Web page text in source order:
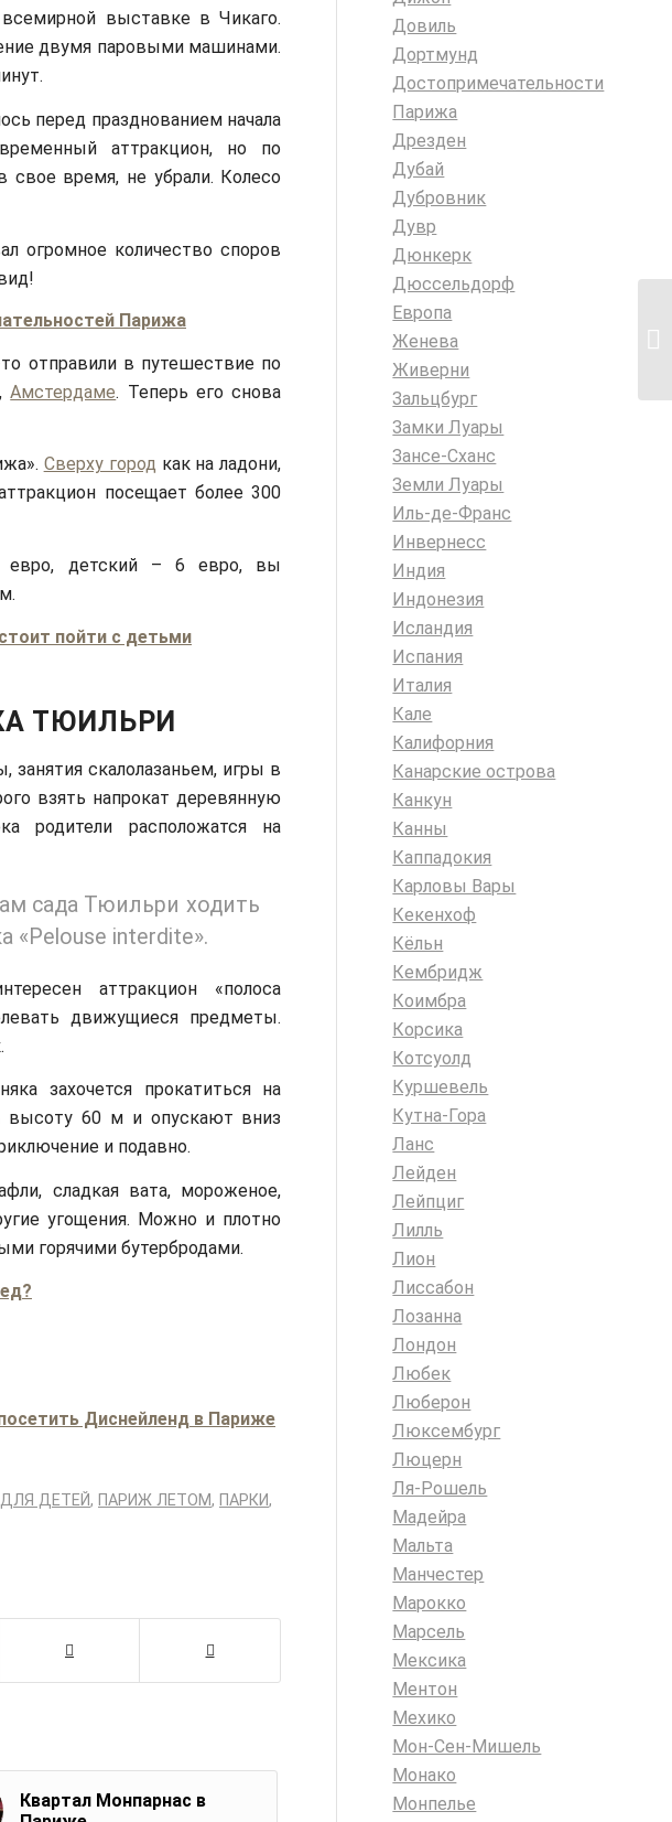
выставке в Чикаго.
двумя паровыми машинами.
перед празднованием начала
аттракцион, но по
время, не убрали. Колесо
огромное количество споров
Парижа
отправили в путешествие по
Амстердаме. Теперь его снова
Сверху город как на ладони,
посещает более 300
евро, детский – 6 евро, вы
пойти с детьми
ТЮИЛЬРИ
занятия скалолазаньем, игры в
взять напрокат деревянную
родители расположатся на
сада Тюильри ходить
«Pelouse interdite».
аттракцион «полоса
движущиеся предметы.
захочется прокатиться на
высоту 60 м и опускают вниз
и подавно.
сладкая вата, мороженое,
угощения. Можно и плотно
горячими бутербродами.
Диснейленд в Париже
ДЕТЕЙ, ПАРИЖ ЛЕТОМ, ПАРКИ,
Квартал Монпарнас в
Довиль
Дортмунд
Достопримечательности
Парижа
Дрезден
Дубай
Дубровник
Дувр
Дюнкерк
Дюссельдорф
Европа
Женева
Живерни
Зальцбург
Замки Луары
Зансе-Сханс
Земли Луары
Иль-де-Франс
Инвернесс
Индия
Индонезия
Исландия
Испания
Италия
Кале
Калифорния
Канарские острова
Канкун
Канны
Каппадокия
Карловы Вары
Кекенхоф
Кёльн
Кембридж
Коимбра
Корсика
Котсуолд
Куршевель
Кутна-Гора
Ланс
Лейден
Лейпциг
Лилль
Лион
Лиссабон
Лозанна
Лондон
Любек
Люберон
Люксембург
Люцерн
Ля-Рошель
Мадейра
Мальта
Манчестер
Марокко
Марсель
Мексика
Ментон
Мехико
Мон-Сен-Мишель
Монако
Монпелье